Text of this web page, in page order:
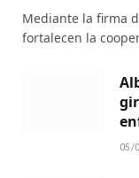
Mediante la firma
fortalecen la
05/